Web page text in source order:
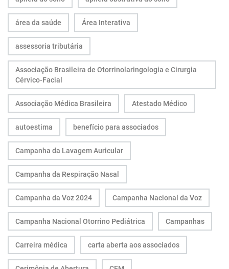
área da saúde Área Interativa
assessoria tributária
Associação Brasileira de Otorrinolaringologia e Cirurgia
Cérvico-Facial
Associação Médica Brasileira Atestado Médico
autoestima benefício para associados
Campanha da Lavagem Auricular
Campanha da Respiração Nasal
Campanha da Voz 2024 Campanha Nacional da Voz
Campanha Nacional Otorrino Pediátrica Campanhas
Carreira médica carta aberta aos associados